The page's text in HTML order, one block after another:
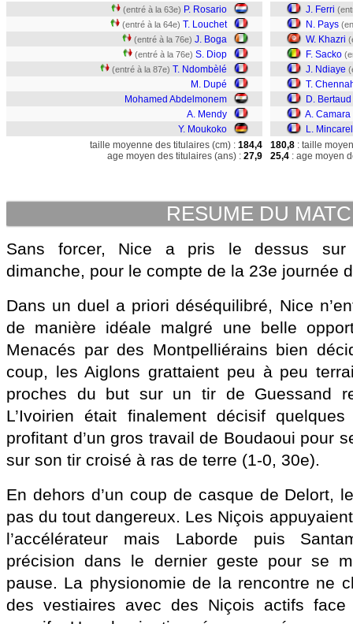
(entré à la 63e) P. Rosario
(entré à la 64e) T. Louchet
(entré à la 76e) J. Boga
(entré à la 76e) S. Diop
(entré à la 87e) T. Ndombèlé
M. Dupé
Mohamed Abdelmonem
A. Mendy
Y. Moukoko
J. Ferri
N. Pays
W. Khazri
F. Sacko
J. Ndiaye
T.
D. Bertaud
A. Camara
L.
taille moyenne des titulaires (cm) : 184,4
age moyen des titulaires (ans) : 27,9
180,8 : taille
25,4 : age moyen
RESUME DU
Sans forcer, Nice a pris le dessus sur
dimanche, pour le compte de la 23e journée
Dans un duel a priori déséquilibré, Nice
de manière idéale malgré une belle
Menacés par des Montpelliérains bien
coup, les Aiglons grattaient peu à peu
proches du but sur un tir de Guessand
L’Ivoirien était finalement décisif
profitant d’un gros travail de Boudaoui pour
sur son tir croisé à ras de terre (1-0, 30e).
En dehors d’un coup de casque de Delort,
pas du tout dangereux. Les Niçois
l’accélérateur mais Laborde puis
précision dans le dernier geste pour se
pause. La physionomie de la rencontre ne
des vestiaires avec des Niçois actifs face